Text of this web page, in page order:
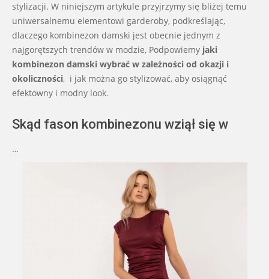
stylizacji. W niniejszym artykule przyjrzymy się bliżej temu
uniwersalnemu elementowi garderoby, podkreślając,
dlaczego kombinezon damski jest obecnie jednym z
najgorętszych trendów w modzie, Podpowiemy jaki
kombinezon damski wybrać w zależności od okazji i
okoliczności, i jak można go stylizować, aby osiągnąć
efektowny i modny look.
Skąd fason kombinezonu wziął się w
…